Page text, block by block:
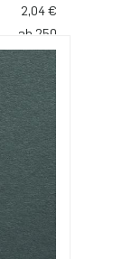
2,04 €
ab 250
1,97 €
ab 625
1,70 €
ab 1250
1,36 €